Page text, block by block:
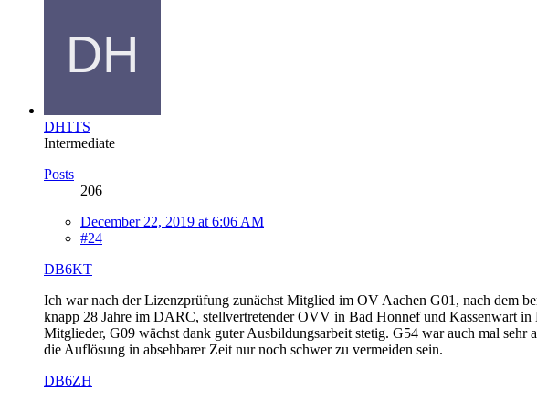
DH1TS
Intermediate
Posts
206
December 22, 2019 at 6:06 AM
#24
DB6KT
Ich war nach der Lizenzprüfung zunächst Mitglied im OV Aachen G01, nach dem
knapp 28 Jahre im DARC, stellvertretender OVV in Bad Honnef und Kassenwart
Mitglieder, G09 wächst dank guter Ausbildungsarbeit stetig. G54 war auch mal
die Auflösung in absehbarer Zeit nur noch schwer zu vermeiden sein.
DB6ZH